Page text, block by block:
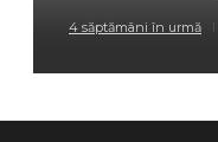
4 săptămâni în urmă